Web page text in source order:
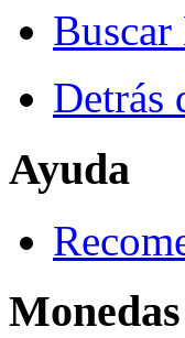
Detrás
Ayuda
Monedas